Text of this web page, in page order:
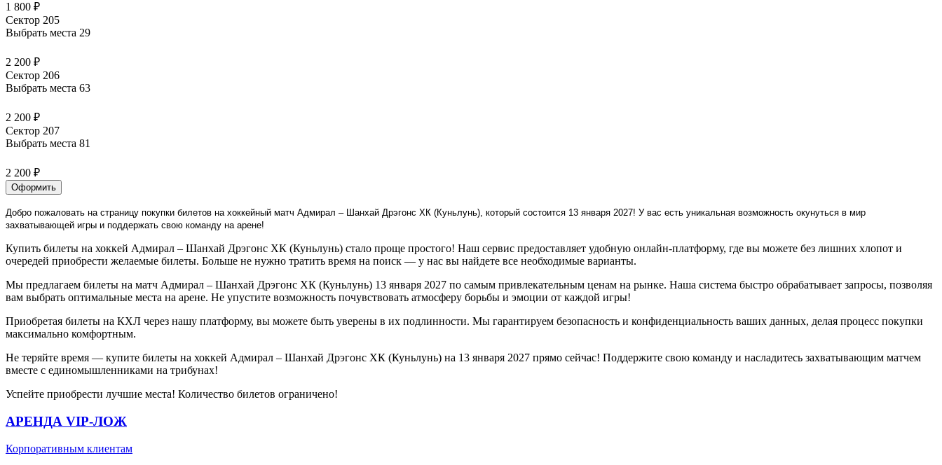
1 800 ₽
Сектор 205
Выбрать места 29
2 200 ₽
Сектор 206
Выбрать места 63
2 200 ₽
Сектор 207
Выбрать места 81
2 200 ₽
Оформить
Добро пожаловать на страницу покупки билетов на хоккейный матч Адмирал – Шанхай Дрэгонс ХК (Куньлунь), который состоится 13 января 2027! У вас есть уникальная возможность окунуться в мир
захватывающей игры и поддержать свою команду на арене!
Купить билеты на хоккей Адмирал – Шанхай Дрэгонс ХК (Куньлунь) стало проще простого! Наш сервис предоставляет удобную онлайн-платформу, где вы можете без лишних хлопот и
очередей приобрести желаемые билеты. Больше не нужно тратить время на поиск — у нас вы найдете все необходимые варианты.
Мы предлагаем билеты на матч Адмирал – Шанхай Дрэгонс ХК (Куньлунь) 13 января 2027 по самым привлекательным ценам на рынке. Наша система быстро обрабатывает запросы, позволяя
вам выбрать оптимальные места на арене. Не упустите возможность почувствовать атмосферу борьбы и эмоции от каждой игры!
Приобретая билеты на КХЛ через нашу платформу, вы можете быть уверены в их подлинности. Мы гарантируем безопасность и конфиденциальность ваших данных, делая процесс покупки
максимально комфортным.
Не теряйте время — купите билеты на хоккей Адмирал – Шанхай Дрэгонс ХК (Куньлунь) на 13 января 2027 прямо сейчас! Поддержите свою команду и насладитесь захватывающим матчем
вместе с единомышленниками на трибунах!
Успейте приобрести лучшие места! Количество билетов ограничено!
АРЕНДА VIP-ЛОЖ
Корпоративным клиентам